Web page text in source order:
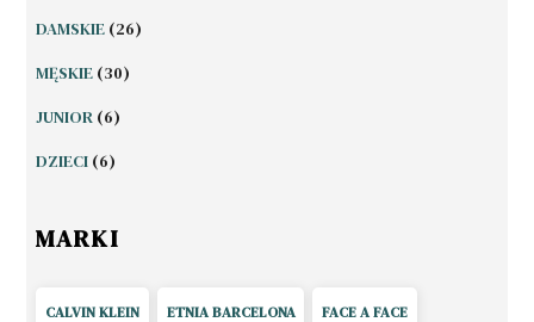
DAMSKIE 2626
MĘSKIE 3030
JUNIOR 66
DZIECI 66
MARKI
CALVIN KLEIN ETNIA BARCELONA FACE A FACE